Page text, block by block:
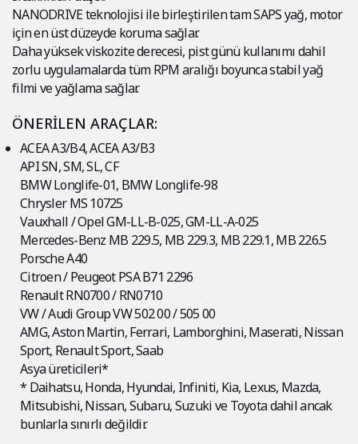
NANODRIVE teknolojisi ile birleştirilen tam SAPS yağ, motor
için en üst düzeyde koruma sağlar.
Daha yüksek viskozite derecesi, pist günü kullanımı dahil
zorlu uygulamalarda tüm RPM aralığı boyunca stabil yağ
filmi ve yağlama sağlar.
ÖNERİLEN ARAÇLAR:
ACEA A3/B4, ACEA A3/B3
API SN, SM, SL, CF
BMW Longlife-01, BMW Longlife-98
Chrysler MS 10725
Vauxhall / Opel GM-LL-B-025, GM-LL-A-025
Mercedes-Benz MB 229.5, MB 229.3, MB 229.1, MB 226.5
Porsche A40
Citroen / Peugeot PSA B71 2296
Renault RN0700 / RN0710
VW / Audi Group VW 502 00 / 505 00
AMG, Aston Martin, Ferrari, Lamborghini, Maserati, Nissan
Sport, Renault Sport, Saab
Asya üreticileri*
* Daihatsu, Honda, Hyundai, Infiniti, Kia, Lexus, Mazda,
Mitsubishi, Nissan, Subaru, Suzuki ve Toyota dahil ancak
bunlarla sınırlı değildir.